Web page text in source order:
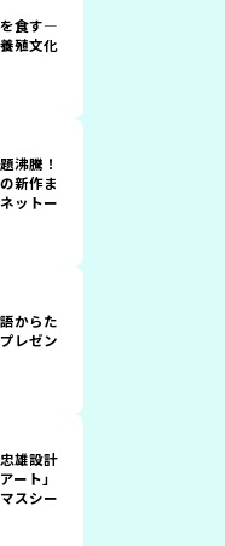
食す―
殖文化
沸騰！
新作ま
ットー
からた
レゼン
雄設計
ート」
スシー